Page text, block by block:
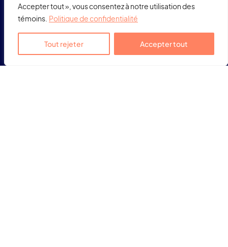
Accepter tout », vous consentez à notre utilisation des
témoins. Politique de confidentialité
Tout rejeter Accepter tout
NOUS JOINDRE